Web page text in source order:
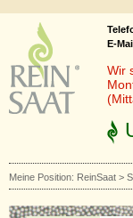
E-
Wir
Meine Position: ReinSaat >